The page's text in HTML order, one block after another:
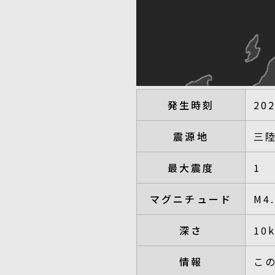
発生時刻
震源地 三
最大震度 1
マグニチュード
深さ
情報 こ